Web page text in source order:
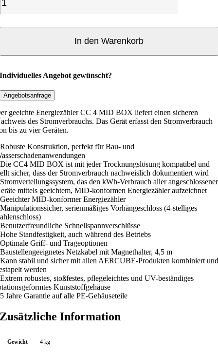
In den Warenkorb
Individuelles Angebot gewünscht?
Angebotsanfrage
geeichte Energiezähler CC 4 MID BOX liefert einen sicheren
des Stromverbrauchs. Das Gerät erfasst den Stromverbrauch
bis zu vier Geräten.
Konstruktion, perfekt für Bau- und
CC4 MID BOX ist mit jeder Trocknungslösung kompatibel und
sicher, dass der Stromverbrauch nachweislich dokumentiert wird
das den kWh-Verbrauch aller
mittels geeichtem, MID-konformen Energiezähler aufzeichnet
MID-konformer Energiezähler
serienmäßiges Vorhängeschloss (4-stelliges
Schnellspannverschlüsse
Standfestigkeit, auch während des Betriebs
Griff- und Trageoptionen
Netzkabel mit Magnethalter, 4,5 m
stabil und sicher mit allen AERCUBE-Produkten kombiniert
werden
robustes, stoßfestes, pflegeleichtes und UV-beständiges
Kunststoffgehäuse
Jahre Garantie auf alle PE-Gehäuseteile
Zusätzliche Information
Gewicht 4 kg